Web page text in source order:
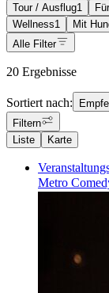
Tour / Ausflug1
Wellness1 Mit
Alle Filter
20 Ergebnisse
Sortiert nach:
Filtern
Liste
Karte
Metro